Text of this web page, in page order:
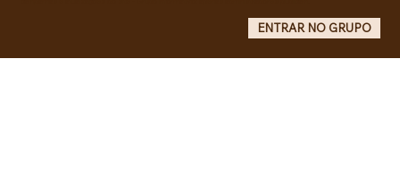
ENTRAR NO GRUPO